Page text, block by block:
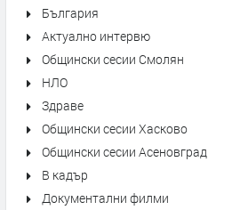
България
Актуално интервю
Общински сесии Смолян
НЛО
Здраве
Общински сесии Хасково
Общински сесии Асеновград
В кадър
Документални филми